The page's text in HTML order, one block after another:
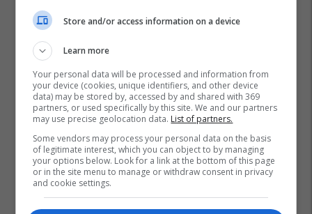
Store and/or access information on a device
Learn more
Your personal data will be processed and information from
your device (cookies, unique identifiers, and other device
data) may be stored by, accessed by and shared with 369
partners, or used specifically by this site. We and our partners
may use precise geolocation data. List of partners.
Some vendors may process your personal data on the basis
of legitimate interest, which you can object to by managing
your options below. Look for a link at the bottom of this page
or in the site menu to manage or withdraw consent in privacy
and cookie settings.